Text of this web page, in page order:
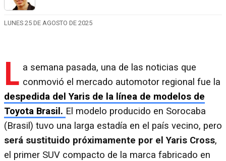
LUNES 25 DE AGOSTO DE 2025
L a semana pasada, una de las noticias que
conmovió el mercado automotor regional fue la
despedida del Yaris de la línea de modelos de
Toyota Brasil. El modelo producido en Sorocaba
(Brasil) tuvo una larga estadía en el país vecino, pero
será sustituido próximamente por el Yaris Cross,
el primer SUV compacto de la marca fabricado en